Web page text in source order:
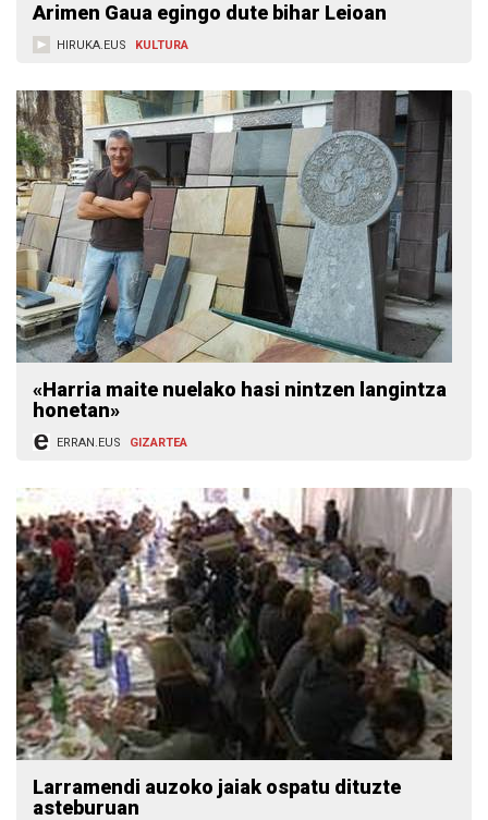
Arimen Gaua egingo dute bihar Leioan
HIRUKA.EUS KULTURA
«Harria maite nuelako hasi nintzen langintza
honetan»
ERRAN.EUS GIZARTEA
Larramendi auzoko jaiak ospatu dituzte
asteburuan